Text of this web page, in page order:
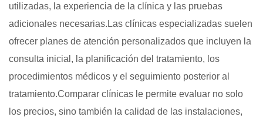
utilizadas, la experiencia de la clínica y las pruebas
adicionales necesarias.Las clínicas especializadas suelen
ofrecer planes de atención personalizados que incluyen la
consulta inicial, la planificación del tratamiento, los
procedimientos médicos y el seguimiento posterior al
tratamiento.Comparar clínicas le permite evaluar no solo
los precios, sino también la calidad de las instalaciones,